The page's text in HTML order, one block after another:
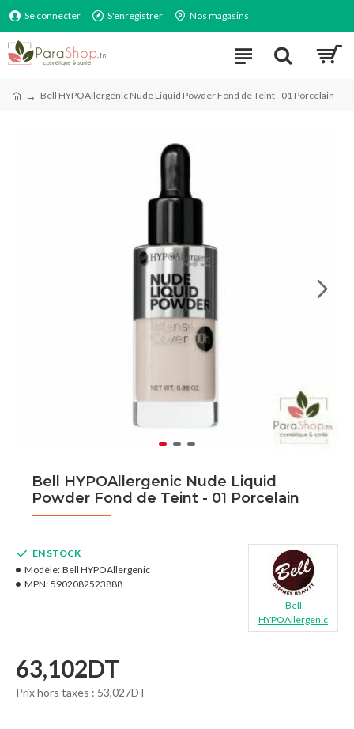
Se connecter S'enregistrer Nos magasins
Bell HYPOAllergenic Nude Liquid Powder Fond de Teint - 01 Porcelain
Bell HYPOAllergenic Nude Liquid
Powder Fond de Teint - 01 Porcelain
63,102DT
Prix hors taxes : 53,027DT
EN STOCK
Modèle: Bell HYPOAllergenic
MPN: 5902082523888
Bell
HYPOAllergenic